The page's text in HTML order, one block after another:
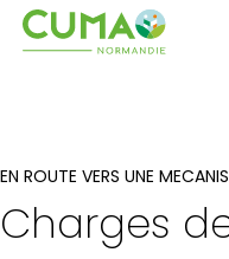
EN ROUTE VERS UNE
Charges